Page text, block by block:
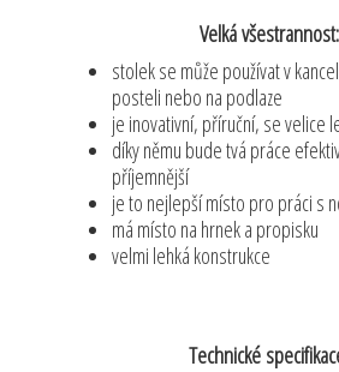
Velká všestrannost:
stolek se může používat v
posteli nebo na podlaze
je inovativní, příruční, se velice
díky němu bude tvá práce
příjemnější
je to nejlepší místo pro práci s
má místo na hrnek a propisku
velmi lehká konstrukce
Technické